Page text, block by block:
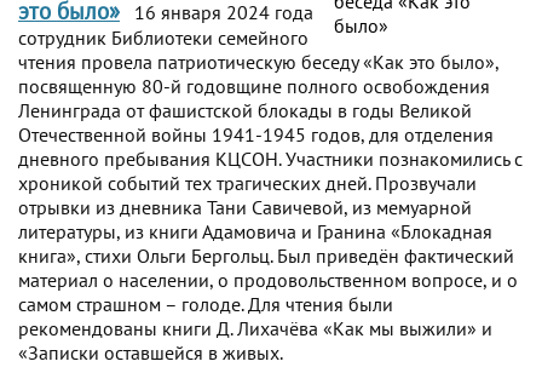
это было»
16 января 2024 года
сотрудник Библиотеки семейного
чтения провела патриотическую беседу «Как это было»,
посвященную 80-й годовщине полного освобождения
Ленинграда от фашистской блокады в годы Великой
Отечественной войны 1941-1945 годов, для отделения
дневного пребывания КЦСОН. Участники познакомились с
хроникой событий тех трагических дней. Прозвучали
отрывки из дневника Тани Савичевой, из мемуарной
литературы, из книги Адамовича и Гранина «Блокадная
книга», стихи Ольги Бергольц. Был приведён фактический
материал о населении, о продовольственном вопросе, и о
самом страшном – голоде. Для чтения были
рекомендованы книги Д. Лихачёва «Как мы выжили» и
«Записки оставшейся в живых.